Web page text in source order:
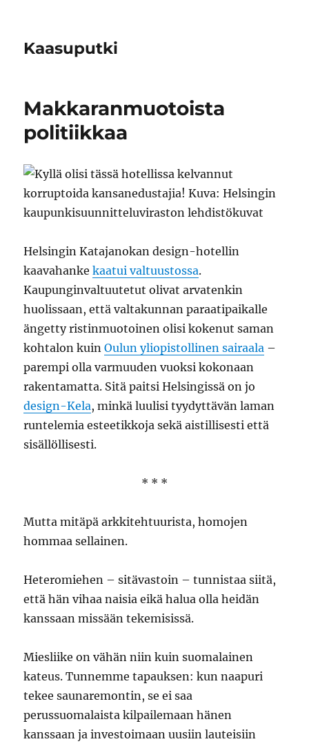
Kaasuputki
Makkaranmuotoista
politiikkaa
Helsingin Katajanokan design-hotellin
kaavahankekaatui valtuustossa.
Kaupunginvaltuutetut olivat arvatenkin
huolissaan, että valtakunnan paraatipaikalle
ängetty ristinmuotoinen olisi kokenut saman
kohtalon kuinOulun yliopistollinen sairaala –
parempi olla varmuuden vuoksi kokonaan
rakentamatta. Sitä paitsi Helsingissä on jo
design-Kela, minkä luulisi tyydyttävän laman
runtelemia esteetikkoja sekä aistillisesti että
sisällöllisesti.
* * *
Mutta mitäpä arkkitehtuurista, homojen
hommaa sellainen.
Heteromiehen – sitävastoin – tunnistaa siitä,
että hän vihaa naisia eikä halua olla heidän
kanssaan missään tekemisissä.
Miesliike on vähän niin kuin suomalainen
kateus. Tunnemme tapauksen: kun naapuri
tekee saunaremontin, se ei saa
perussuomalaista kilpailemaan hänen
kanssaan ja investoimaan uusiin lauteisiin